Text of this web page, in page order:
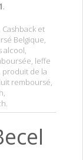
.
Cashback et
Belgique,
alcool,
, leffe
produit de la
remboursé,
,
.